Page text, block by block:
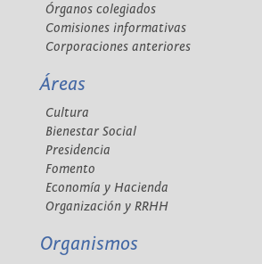
Órganos colegiados
Comisiones informativas
Corporaciones anteriores
Áreas
Cultura
Bienestar Social
Presidencia
Fomento
Economía y Hacienda
Organización y RRHH
Organismos